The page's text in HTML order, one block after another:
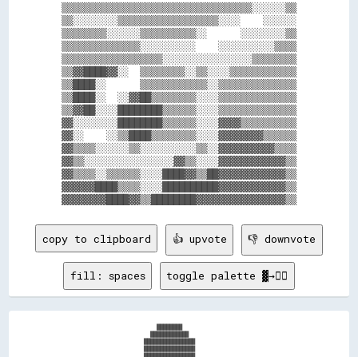
▒▒▒▒▒▒▒▒▒▒▒▒▒▒▒▒▒▒▒▒▒▒▒▒▒▒▒▒▒▒▒▒▒▒░░░░░░▒▒
▒▒░░░░░░░░▒▒▒▒▒▒▒▒▒▒▒▒▒▒▒▒▒▒░░░░    ░░░░░░
▒▒▒▒▒▒▒▒░░░░░░▒▒▒▒▒▒▒▒▒▒░░      ░░░░░░░░▒▒
▒▒▒▒▒▒▒▒▒▒▒▒▒▒░░░░░░░░░░    ░░░░░░░░░░▒▒▒▒
▒▒▒▒▒▒▒▒▒▒▒▒▒▒▒▒▒▒░░░░░░░░░░░░░░░░▒▒▒▒▒▒▒▒
▒▒▓▓████▓▓░░  ▒▒▒▒▒▒▒▒░░▒▒░░░░▒▒▒▒▒▒▒▒▒▒▒▒
▒▒████░░      ▒▒▒▒▒▒▒▒▒▒▒▒░░▒▒▒▒▒▒▒▒▒▒▒▒▒▒
▒▒████░░  ░░▓▓██▒▒▒▒▒▒▒▒░░░░▒▒▒▒▒▒▒▒▒▒▒▒▒▒
▒▒▓▓██░░░░████████▒▒▒▒▒▒░░░░▒▒▒▒▒▒▒▒▒▒▒▒▒▒
▓▓░░░░░░░░████████▒▒▒▒▒▒░░░░▓▓▓▓▒▒▒▒▒▒▒▒▒▒
▓▓░░    ░░▒▒████▒▒▒▒▒▒▒▒░░░░▓▓▓▓▓▓▓▓▒▒▒▒▒▒
▓▓▒▒▒▒░░░░░░▒▒░░░░░░░░░░▒▒░░▓▓▓▓▓▓▓▓▓▓▒▒▒▒
▓▓▒▒░░░░░░░░░░░░░░░░▓▓▒▒░░░░▓▓▓▓▓▓▓▓▓▓▓▓▒▒
▓▓▒▒▒▒░░▒▒▒▒▒▒░░░░████▓▓▒▒██▓▓▓▓▓▓▓▓▓▓▓▓▒▒
▓▓▓▓▓▓████▒▒▒▒░░░░██████████▓▓▓▓▓▓▓▓▓▓▓▓▒▒
copy to clipboard 👍 upvote 👎 downvote
fill: spaces toggle palette ▓→✊🏽